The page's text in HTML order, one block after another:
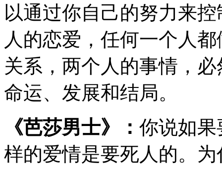
以通过你自己的努力来
人的恋爱，任何一个人
关系，两个人的事情，
命运、发展和结局。
《芭莎男士》： 你说如
样的爱情是要死人的。